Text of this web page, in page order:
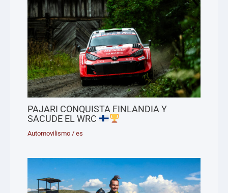
PAJARI CONQUISTA FINLANDIA Y
SACUDE EL WRC
Automovilismo /es